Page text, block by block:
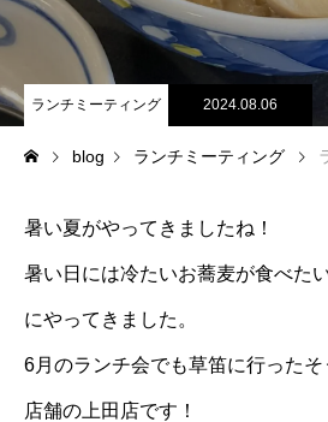
会社概要
SERVICE
TECHNOLOGY
MARKETING
GRAPHIC DESIGN
NEWS
ランチミーティング 2024.08.06
blog ランチミーティング
暑い夏がやってきましたね！
暑い日には冷たいお蕎麦が食べた
にやってきました。
6月のランチ会でも草笛に行ったそ
店舗の上田店です！